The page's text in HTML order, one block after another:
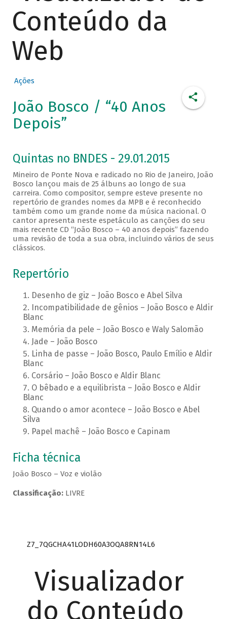
Conteúdo da
Web
Ações
João Bosco / “40 Anos
Depois”
Quintas no BNDES - 29.01.2015
Mineiro de Ponte Nova e radicado no Rio de Janeiro, João
Bosco lançou mais de 25 álbuns ao longo de sua
carreira. Como compositor, sempre esteve presente no
repertório de grandes nomes da MPB e é reconhecido
também como um grande nome da música nacional. O
cantor apresenta neste espetáculo as canções do seu
mais recente CD “João Bosco – 40 anos depois” fazendo
uma revisão de toda a sua obra, incluindo vários de seus
clássicos.
Repertório
Desenho de giz – João Bosco e Abel Silva
Incompatibilidade de gênios – João Bosco e Aldir
Blanc
Memória da pele – João Bosco e Waly Salomão
Jade – João Bosco
Linha de passe – João Bosco, Paulo Emílio e Aldir
Blanc
Corsário – João Bosco e Aldir Blanc
O bêbado e a equilibrista – João Bosco e Aldir
Blanc
Quando o amor acontece – João Bosco e Abel
Silva
Papel machê – João Bosco e Capinam
Ficha técnica
João Bosco – Voz e violão
Classificação:LIVRE
Z7_7QGCHA41LODH60A3OQA8RN14L6
Visualizador
do Conteúdo